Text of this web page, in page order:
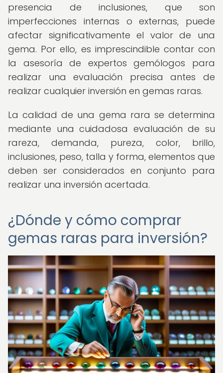
presencia de inclusiones, que son
imperfecciones internas o externas, puede
afectar significativamente el valor de una
gema. Por ello, es imprescindible contar con
la asesoría de expertos gemólogos para
realizar una evaluación precisa antes de
realizar cualquier inversión en gemas raras.
La calidad de una gema rara se determina
mediante una cuidadosa evaluación de su
rareza, demanda, pureza, color, brillo,
inclusiones, peso, talla y forma, elementos que
deben ser considerados en conjunto para
realizar una inversión acertada.
¿Dónde y cómo comprar
gemas raras para inversión?